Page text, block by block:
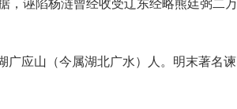
应山（今属湖北广水）人。明末著名